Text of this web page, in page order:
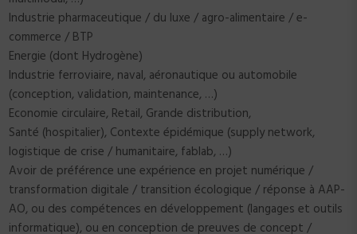
Industrie pharmaceutique / du luxe / agro-alimentaire / e-
commerce / BTP
Energie (dont Hydrogène)
Industrie ferroviaire, naval, aéronautique ou automobile
(conception, validation, maintenance, …)
Economie circulaire, Retail, Grande distribution,
Santé (hospitalier), Contexte épidémique (supply network,
logistique de crise / humanitaire, fablab, …)
Avoir de préférence une expérience en projet numérique /
transformation digitale / transition écologique / réponse à AAP-
AO, ou des compétences en développement (langages et outils
informatique), ou en conception de preuves de concept /